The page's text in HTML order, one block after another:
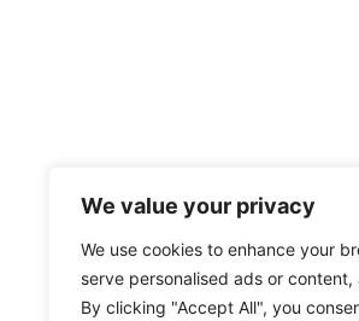
We value your privacy
We use cookies to enhance your
serve personalised ads or
By clicking "Accept All", you